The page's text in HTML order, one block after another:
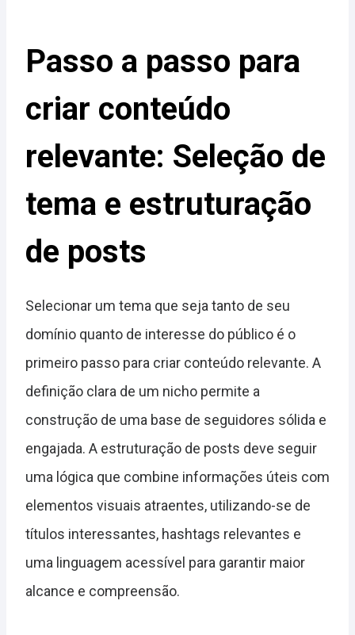
Passo a passo para
criar conteúdo
relevante: Seleção de
tema e estruturação
de posts
Selecionar um tema que seja tanto de seu
domínio quanto de interesse do público é o
primeiro passo para criar conteúdo relevante. A
definição clara de um nicho permite a
construção de uma base de seguidores sólida e
engajada. A estruturação de posts deve seguir
uma lógica que combine informações úteis com
elementos visuais atraentes, utilizando-se de
títulos interessantes, hashtags relevantes e
uma linguagem acessível para garantir maior
alcance e compreensão.